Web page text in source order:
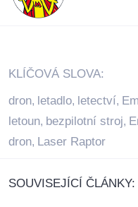
KLÍČOVÁ SLOVA:
dron, letadlo, letectví,
letoun, bezpilotní stroj,
dron, Laser Raptor
SOUVISEJÍCÍ ČLÁNKY: